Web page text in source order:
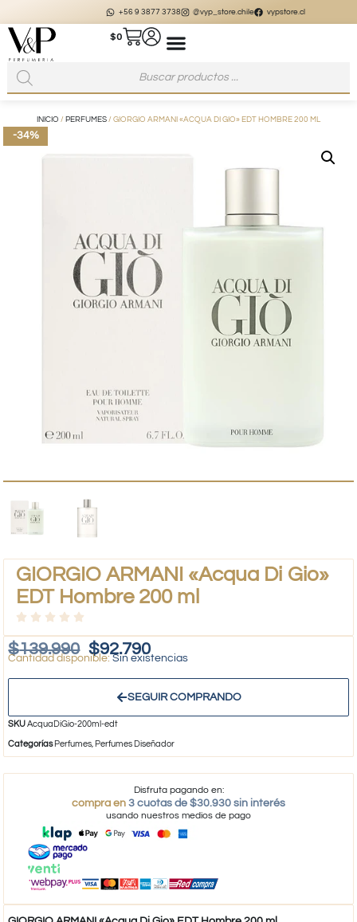
+56 9 3877 3738 @vyp_store.chile vypstore.cl
$0
INICIO / PERFUMES / GIORGIO ARMANI «ACQUA DI GIO» EDT HOMBRE 200 ML
-34%
GIORGIO ARMANI «Acqua Di Gio»
EDT Hombre 200 ml
$139.990 $92.790
Sin existencias
SEGUIR COMPRANDO
SKUAcquaDiGio-200ml-edt
Categorías Perfumes, Perfumes Diseñador
Disfruta pagando en:
compra en 3 cuotas de $30.930 sin interés
usando nuestros medios de pago